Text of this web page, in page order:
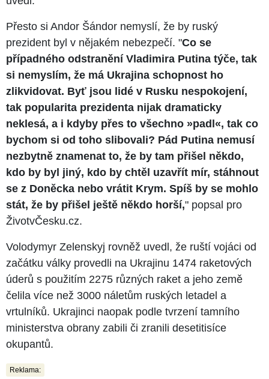
Přesto si Andor Šándor nemyslí, že by ruský
prezident byl v nějakém nebezpečí. "Co se
případného odstranění Vladimira Putina týče, tak
si nemyslím, že má Ukrajina schopnost ho
zlikvidovat. Byť jsou lidé v Rusku nespokojení,
tak popularita prezidenta nijak dramaticky
neklesá, a i kdyby přes to všechno »padl«, tak co
bychom si od toho slibovali? Pád Putina nemusí
nezbytně znamenat to, že by tam přišel někdo,
kdo by byl jiný, kdo by chtěl uzavřít mír, stáhnout
se z Doněcka nebo vrátit Krym. Spíš by se mohlo
stát, že by přišel ještě někdo horší," popsal pro
ŽivotvČesku.cz.
Volodymyr Zelenskyj rovněž uvedl, že ruští vojáci od
začátku války provedli na Ukrajinu 1474 raketových
úderů s použitím 2275 různých raket a jeho země
čelila více než 3000 náletům ruských letadel a
vrtulníků. Ukrajinci naopak podle tvrzení tamního
ministerstva obrany zabili či zranili desetitisíce
okupantů.
Reklama: